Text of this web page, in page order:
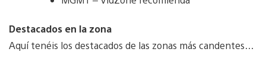
Destacados en la zona
Aquí tenéis los destacados de las zonas más candentes…